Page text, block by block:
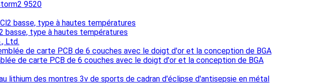
9520
basse, type à hautes températures
Ltd.
de carte PCB de 6 couches avec le doigt d'or et la conception de BGA